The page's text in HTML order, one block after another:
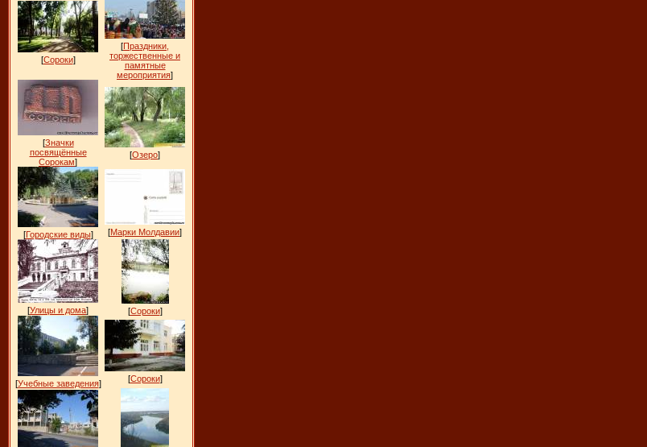
[Сороки]
[Праздники,
торжественные и
памятные
мероприятия]
[Значки
посвящённые
Сорокам]
[Озеро]
[Городские виды] [Марки Молдавии]
[Улицы и дома] [Сороки]
[Учебные заведения] [Сороки]